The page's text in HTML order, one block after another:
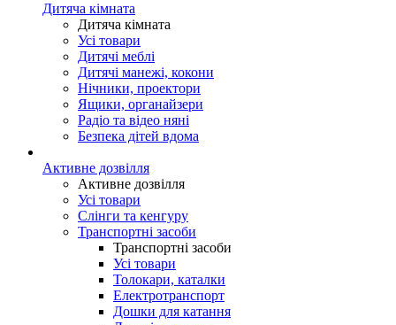
Дитяча кімната
Дитяча кімната
Усі товари
Дитячі меблі
Дитячі манежі, кокони
Нічники, проектори
Ящики, органайзери
Радіо та відео няні
Безпека дітей вдома
Активне дозвілля
Активне дозвілля
Усі товари
Слінги та кенгуру
Транспортні засоби
Транспортні засоби
Усі товари
Толокари, каталки
Електротранспорт
Дошки для катання